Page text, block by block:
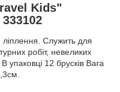
Kids"
ліплення. Служить для
робіт, невеликих
12 брусків Вага